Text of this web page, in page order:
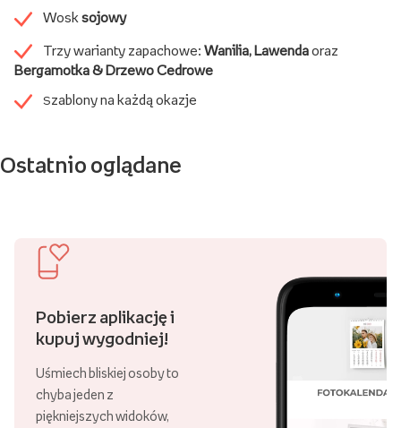
Wosk sojowy
Trzy warianty zapachowe: Wanilia, Lawendaoraz
Bergamotka & Drzewo Cedrowe
Szablony na każdą okazje
Ostatnio oglądane
Pobierz aplikację i
kupuj wygodniej!
Uśmiech bliskiej osoby to
chyba jeden z
piękniejszych widoków,